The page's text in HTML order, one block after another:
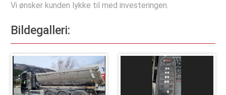
Verkstedet
Bestill verkstedtime
Bestill årskontroll
Selskapet
Referanseprosjekter
Vi ønsker kunden lykke til med investeringen.
Bildegalleri: